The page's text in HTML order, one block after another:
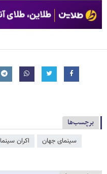
برچسب‌ها
سینمای جهان اکران سینما